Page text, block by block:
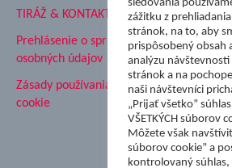
TIRÁŽ & KONTAKT
Prehlásenie o spracovaní
osobných údajov
Zásady používania súborov
cookie
ŠK
Tále
sledovania
zážitku z
stránok, na to, aby
prispôsobený obsah
analýzu
stránok a na
naši návštevníci
„Prijať všetko”
VŠETKÝCH súborov
Môžete však
súborov cookie” a
kontrolovaný